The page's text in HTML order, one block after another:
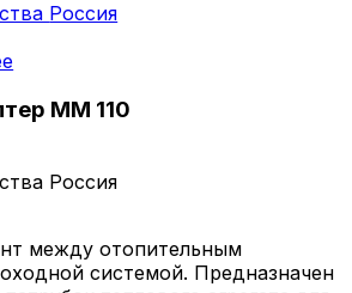
Россия
ММ 110
Россия
между отопительным
системой. Предназначен